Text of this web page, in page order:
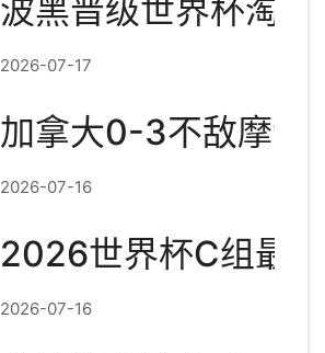
波黑晋级世界杯淘
2026-07-17
加拿大0-3不敌摩洛
2026-07-16
2026世界杯C组最
2026-07-16